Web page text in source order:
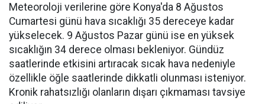
Meteoroloji verilerine göre Konya'da 8 Ağustos
Cumartesi günü hava sıcaklığı 35 dereceye kadar
yükselecek. 9 Ağustos Pazar günü ise en yüksek
sıcaklığın 34 derece olması bekleniyor. Gündüz
saatlerinde etkisini artıracak sıcak hava nedeniyle
özellikle öğle saatlerinde dikkatli olunması isteniyor.
Kronik rahatsızlığı olanların dışarı çıkmaması tavsiye